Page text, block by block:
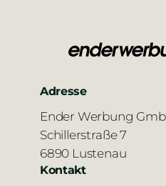
Adresse
Ender Werbung
Schillerstraße 7
6890 Lustenau
Kontakt